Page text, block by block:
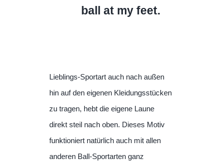
ball at my feet.
Lieblings-Sportart auch nach außen
hin auf den eigenen Kleidungsstücken
zu tragen, hebt die eigene Laune
direkt steil nach oben. Dieses Motiv
funktioniert natürlich auch mit allen
anderen Ball-Sportarten ganz